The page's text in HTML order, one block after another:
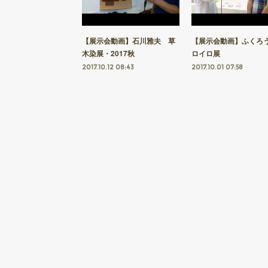
【展示会動画】石川雅夫 草
木染展・2017秋
2017.10.12 08:43
【展示会動画】ふくろ
ロイロ展
2017.10.01 07:58